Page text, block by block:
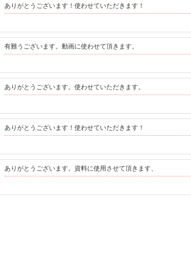
ありがとうございます！使わせていただきます！
有難うございます。動画に使わせて頂きます。
ありがとうございます。使わせていただきます。
ありがとうございます！使わせていただきます！
ありがとうございます。資料に使用させて頂きます、